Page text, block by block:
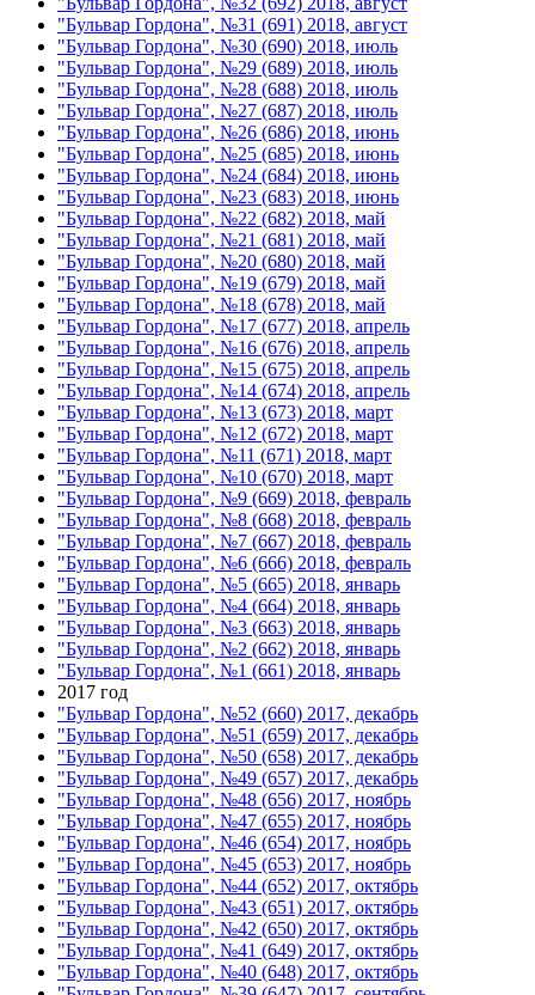
"Бульвар Гордона", №31 (691) 2018, август
"Бульвар Гордона", №30 (690) 2018, июль
"Бульвар Гордона", №29 (689) 2018, июль
"Бульвар Гордона", №28 (688) 2018, июль
"Бульвар Гордона", №27 (687) 2018, июль
"Бульвар Гордона", №26 (686) 2018, июнь
"Бульвар Гордона", №25 (685) 2018, июнь
"Бульвар Гордона", №24 (684) 2018, июнь
"Бульвар Гордона", №23 (683) 2018, июнь
"Бульвар Гордона", №22 (682) 2018, май
"Бульвар Гордона", №21 (681) 2018, май
"Бульвар Гордона", №20 (680) 2018, май
"Бульвар Гордона", №19 (679) 2018, май
"Бульвар Гордона", №18 (678) 2018, май
"Бульвар Гордона", №17 (677) 2018, апрель
"Бульвар Гордона", №16 (676) 2018, апрель
"Бульвар Гордона", №15 (675) 2018, апрель
"Бульвар Гордона", №14 (674) 2018, апрель
"Бульвар Гордона", №13 (673) 2018, март
"Бульвар Гордона", №12 (672) 2018, март
"Бульвар Гордона", №11 (671) 2018, март
"Бульвар Гордона", №10 (670) 2018, март
"Бульвар Гордона", №9 (669) 2018, февраль
"Бульвар Гордона", №8 (668) 2018, февраль
"Бульвар Гордона", №7 (667) 2018, февраль
"Бульвар Гордона", №6 (666) 2018, февраль
"Бульвар Гордона", №5 (665) 2018, январь
"Бульвар Гордона", №4 (664) 2018, январь
"Бульвар Гордона", №3 (663) 2018, январь
"Бульвар Гордона", №2 (662) 2018, январь
"Бульвар Гордона", №1 (661) 2018, январь
2017 год
"Бульвар Гордона", №52 (660) 2017, декабрь
"Бульвар Гордона", №51 (659) 2017, декабрь
"Бульвар Гордона", №50 (658) 2017, декабрь
"Бульвар Гордона", №49 (657) 2017, декабрь
"Бульвар Гордона", №48 (656) 2017, ноябрь
"Бульвар Гордона", №47 (655) 2017, ноябрь
"Бульвар Гордона", №46 (654) 2017, ноябрь
"Бульвар Гордона", №45 (653) 2017, ноябрь
"Бульвар Гордона", №44 (652) 2017, октябрь
"Бульвар Гордона", №43 (651) 2017, октябрь
"Бульвар Гордона", №42 (650) 2017, октябрь
"Бульвар Гордона", №41 (649) 2017, октябрь
"Бульвар Гордона", №40 (648) 2017, октябрь